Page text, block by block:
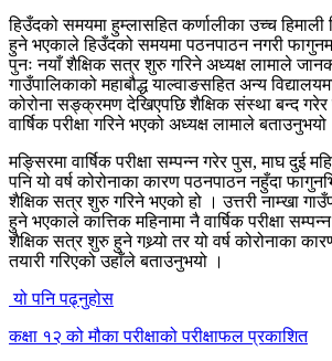
हिउँदको समयमा हुम्लासहित कर्णालीका उच्च
हुने भएकाले हिउँदको समयमा पठनपाठन नगरी फागुनमा
पुनः नयाँ शैक्षिक सत्र शुरु गरिने अध्यक्ष लामाले
गाउँपालिकाको महाबौद्ध याल्वाङसहित अन्य
कोरोना सङ्क्रमण देखिएपछि शैक्षिक संस्था बन्द गरेर
वार्षिक परीक्षा गरिने भएको अध्यक्ष लामाले बताउनुभयो
मङ्सिरमा वार्षिक परीक्षा सम्पन्न गरेर पुस, माघ दुई
पनि यो वर्ष कोरोनाका कारण पठनपाठन नहुँदा
शैक्षिक सत्र शुरु गरिने भएको हो । उत्तरी नाम्खा
हुने भएकाले कात्तिक महिनामा नै वार्षिक परीक्षा
शैक्षिक सत्र शुरु हुने गथ्र्यो तर यो वर्ष कोरोनाका
तयारी गरिएको उहाँले बताउनुभयो ।
यो पनि पढ्नुहोस
कक्षा १२ को मौका परीक्षाको परीक्षाफल प्रकाशित